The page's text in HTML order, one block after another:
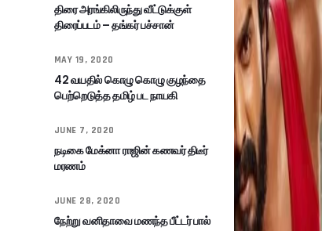
திரை அரங்கிலிருந்து வீட்டுக்குள்
திரைப்படம் – தங்கர் பச்சான்
MAY 19, 2020
42 வயதில் கொழு கொழு குழந்தை
பெற்றெடுத்த தமிழ் பட நாயகி
JUNE 7, 2020
நடிகை மேக்னா ராஜின் கணவர் திடீர்
மரணம்
JUNE 28, 2020
நேற்று வனிதாவை மணந்த பீட்டர் பால்